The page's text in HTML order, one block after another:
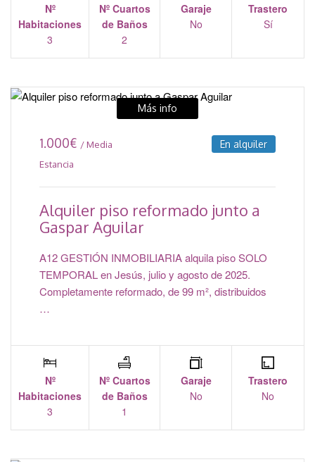
Nº
Habitaciones
3
Nº Cuartos
de Baños
2
Garaje
No
Trastero
Sí
Más info
1.000€ / Media
Estancia
En alquiler
Alquiler piso reformado junto a
Gaspar Aguilar
A12 GESTIÓN INMOBILIARIA alquila piso SOLO
TEMPORAL en Jesús, julio y agosto de 2025.
Completamente reformado, de 99 m², distribuidos
…
Nº
Habitaciones
3
Nº Cuartos
de Baños
1
Garaje
No
Trastero
No